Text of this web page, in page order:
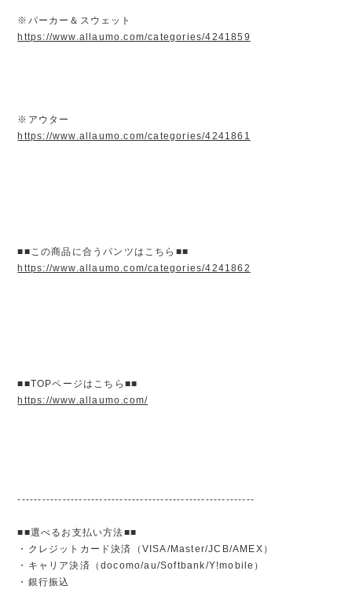
※パーカー＆スウェット
https://www.allaumo.com/categories/4241859
※アウター
https://www.allaumo.com/categories/4241861
■■この商品に合うパンツはこちら■■
https://www.allaumo.com/categories/4241862
■■TOPページはこちら■■
https://www.allaumo.com/
----------------------------------------------------------
■■選べるお支払い方法■■
・クレジットカード決済（VISA/Master/JCB/AMEX）
・キャリア決済（docomo/au/Softbank/Y!mobile）
・銀行振込